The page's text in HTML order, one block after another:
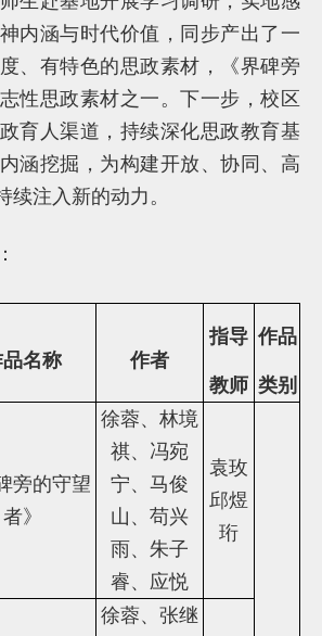
内涵与时代价值，同步产出了一
、有特色的思政素材，《界碑旁
性思政素材之一。下一步，校区
育人渠道，持续深化思政教育基
涵挖掘，为构建开放、协同、高
续注入新的动力。
名称 作者
指导
教师
作品
类别
旁的守望
者》
徐蓉、林境
祺、冯宛
宁、马俊
山、苟兴
雨、朱子
睿、应悦
袁玫
邱煜
珩
徐蓉、张继